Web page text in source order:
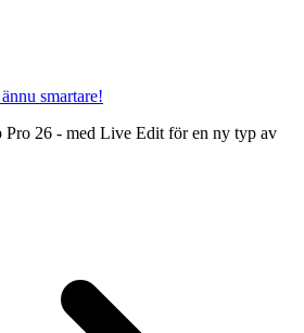
smartare!
Pro 26 - med Live Edit för en ny typ av